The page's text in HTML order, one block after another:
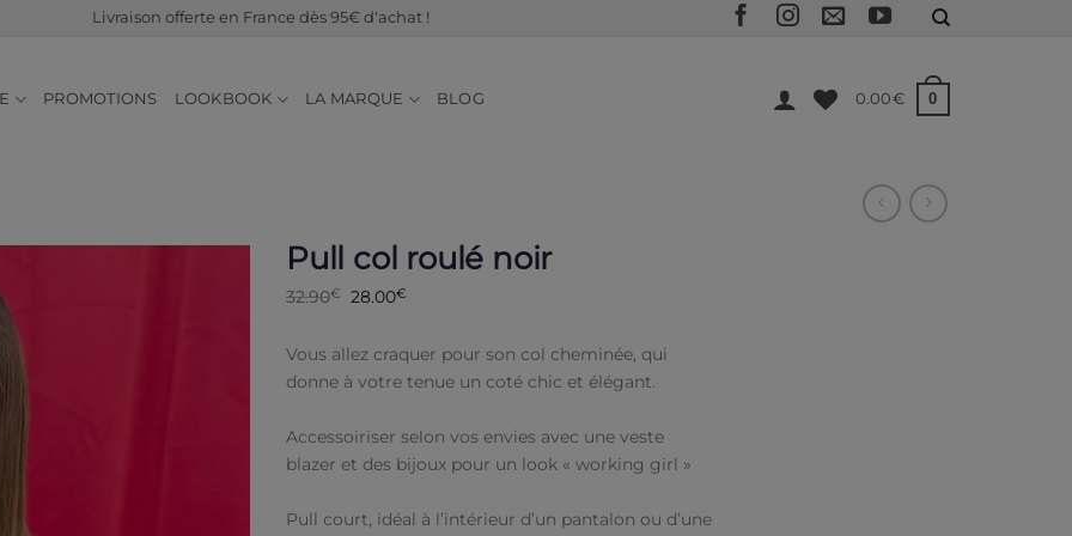
Livraison offerte en France dès 95€ d'achat !
PROMOTIONS LOOKBOOK LA MARQUE BLOG 0.00€ 0
Pull col roulé noir
32.90€ Le
était :
32.90€.
28.00€
est :
28.00€.
Vous allez craquer pour son col cheminée, qui
donne à votre tenue un coté chic et élégant.
Accessoiriser selon vos envies avec une veste
blazer et des bijoux pour un look « working girl »
Pull court, idéal à l’intérieur d’un pantalon ou d’une